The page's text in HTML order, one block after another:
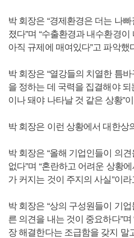
박 회장은 “경제환경은 더는 나
졌다”며 “수출환경과 내수환경
아직 규제에 매여있다”고 파악했
박 회장은 “열강들의 치열한 틈
을 정하는 데 국력을 집결해야 되
이나 돼야 나타날 것 같은 상황”
박 회장은 이런 상황에서 대한상
박 회장은 “올해 기업인들이 의
없다”며 “혼란하고 어려운 상황
가 커지는 것이 주지의 사실”이
박 회장은 “상의 구성원들이 기
른 의견을 내는 것이 중요하다”
장 해결한다는 조급함을 갖지 말